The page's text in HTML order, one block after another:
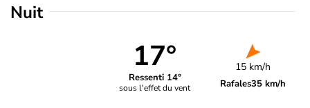
Nuit
17°
Ressenti 14°
sous l'effet du vent
15 km/h
Rafales35 km/h